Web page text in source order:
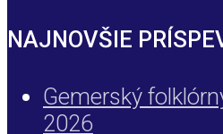
NAJNOVŠIE
Gemerský
2026